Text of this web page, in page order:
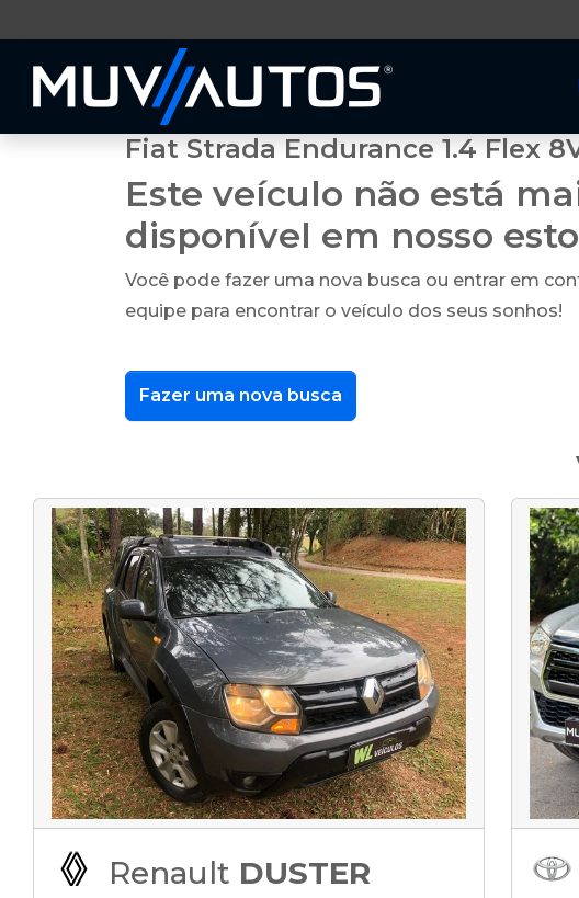
Fiat Strada Endurance 1.4 Flex
Este veículo não está
disponível em nosso
Você pode fazer uma nova busca ou entrar em
equipe para encontrar o veículo dos seus sonhos!
Fazer uma nova busca
Renault DUSTER